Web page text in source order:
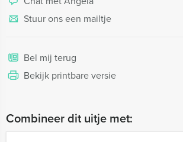
Stuur ons een mailtje
Bel mij terug
Bekijk printbare versie
Combineer dit uitje met: